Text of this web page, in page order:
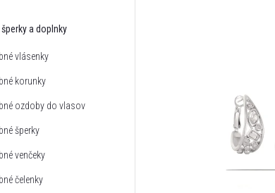
a doplnky
vlásenky
korunky
ozdoby do vlasov
šperky
venčeky
čelenky